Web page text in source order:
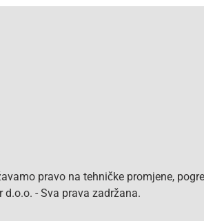
pravo na tehničke promjene,
- Sva prava zadržana.